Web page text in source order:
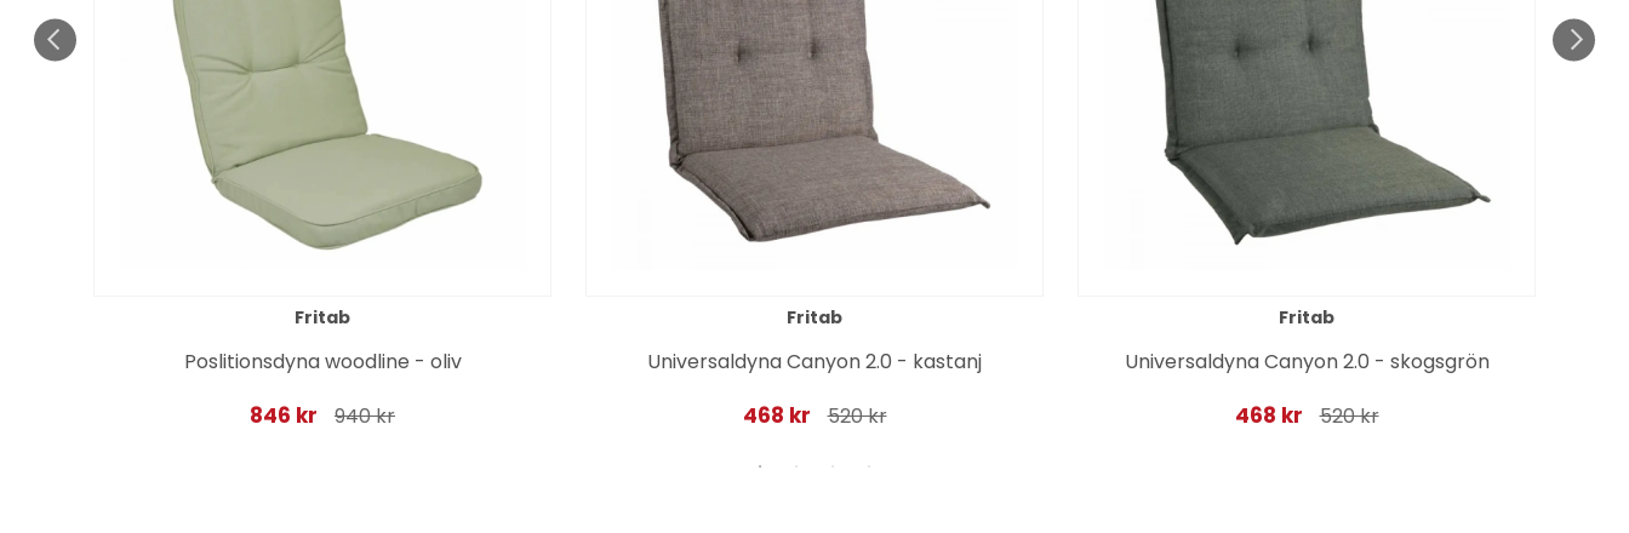
Fritab
Poslitionsdyna woodline - oliv
846 kr 940 kr
Fritab
Universaldyna Canyon 2.0 - kastanj
468 kr 520 kr
Fritab
Universaldyna Canyon 2.0 - skogsgrön
468 kr 520 kr